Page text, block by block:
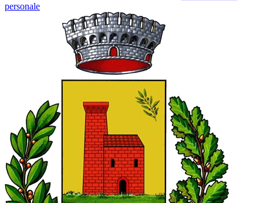
personale